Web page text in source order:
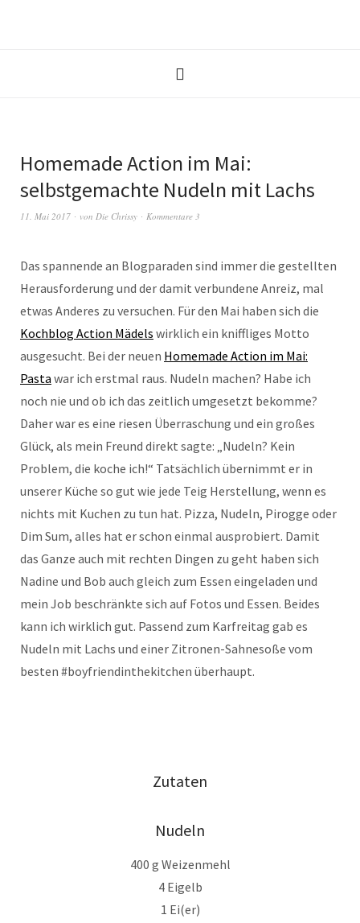
Homemade Action im Mai:
selbstgemachte Nudeln mit Lachs
11. Mai 2017 von Die Chrissy Kommentare 3
Das spannende an Blogparaden sind immer die gestellten
Herausforderung und der damit verbundene Anreiz, mal
etwas Anderes zu versuchen. Für den Mai haben sich die
Kochblog Action Mädels wirklich ein kniffliges Motto
ausgesucht. Bei der neuen Homemade Action im Mai:
Pasta war ich erstmal raus. Nudeln machen? Habe ich
noch nie und ob ich das zeitlich umgesetzt bekomme?
Daher war es eine riesen Überraschung und ein großes
Glück, als mein Freund direkt sagte: „Nudeln? Kein
Problem, die koche ich!“ Tatsächlich übernimmt er in
unserer Küche so gut wie jede Teig Herstellung, wenn es
nichts mit Kuchen zu tun hat. Pizza, Nudeln, Pirogge oder
Dim Sum, alles hat er schon einmal ausprobiert. Damit
das Ganze auch mit rechten Dingen zu geht haben sich
Nadine und Bob auch gleich zum Essen eingeladen und
mein Job beschränkte sich auf Fotos und Essen. Beides
kann ich wirklich gut. Passend zum Karfreitag gab es
Nudeln mit Lachs und einer Zitronen-Sahnesoße vom
besten #boyfriendinthekitchen überhaupt.
Zutaten
Nudeln
400 g Weizenmehl
4 Eigelb
1 Ei(er)